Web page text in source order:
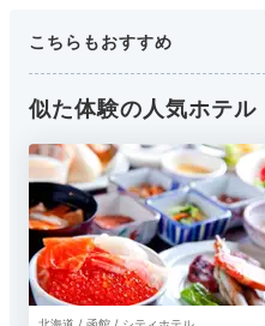
こちらもおすすめ
似た体験の人気ホテル